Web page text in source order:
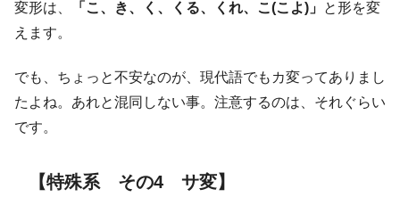
変形は、 「こ、き、く、くる、くれ、こ(こよ)」 と形を変
えます。
でも、ちょっと不安なのが、現代語でもカ変ってありまし
たよね。あれと混同しない事。注意するのは、それぐらい
です。
【特殊系 その4 サ変】